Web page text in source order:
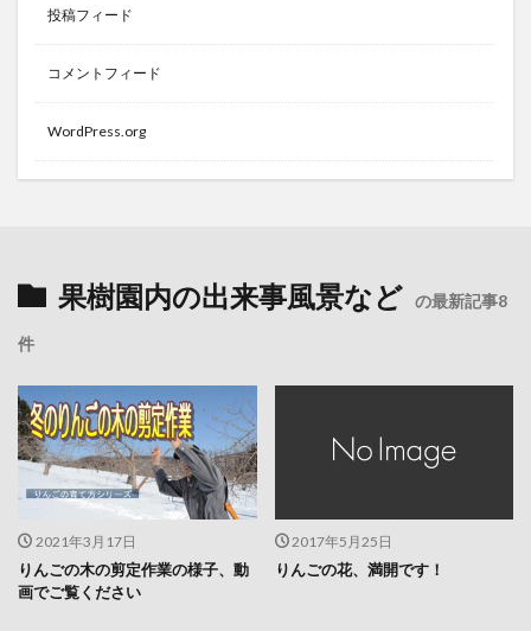
投稿フィード
コメントフィード
WordPress.org
果樹園内の出来事風景など の最新記事8
件
2021年3月17日
りんごの木の剪定作業の様子、動
画でご覧ください
2017年5月25日
りんごの花、満開です！